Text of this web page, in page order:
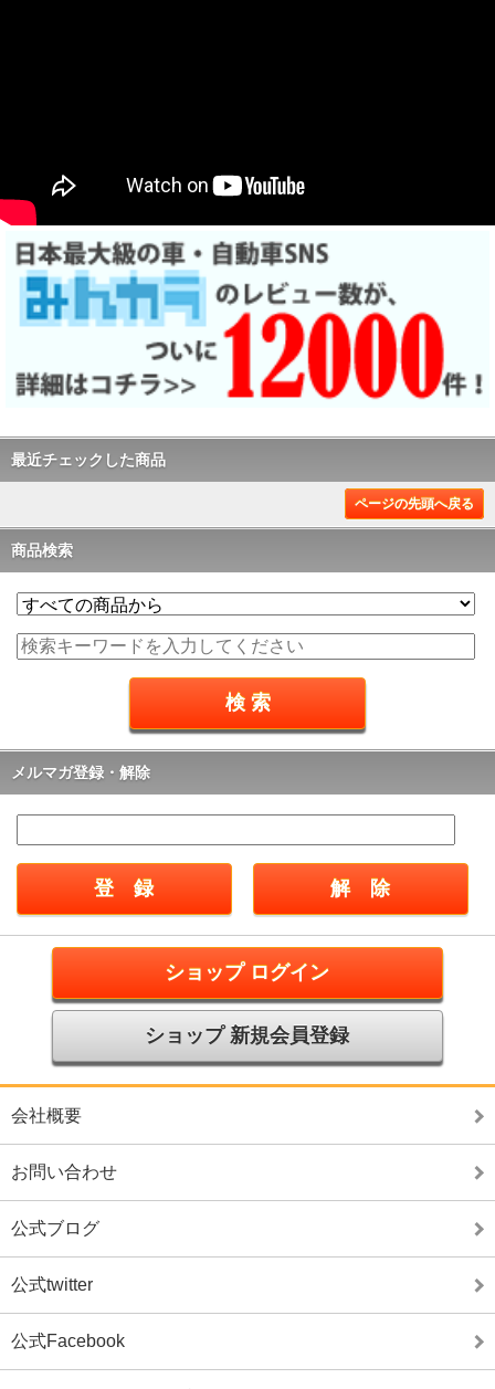
最近チェックした商品
ページの先頭へ戻る
商品検索
メルマガ登録・解除
ショップ ログイン
ショップ 新規会員登録
会社概要
お問い合わせ
公式ブログ
公式twitter
公式Facebook